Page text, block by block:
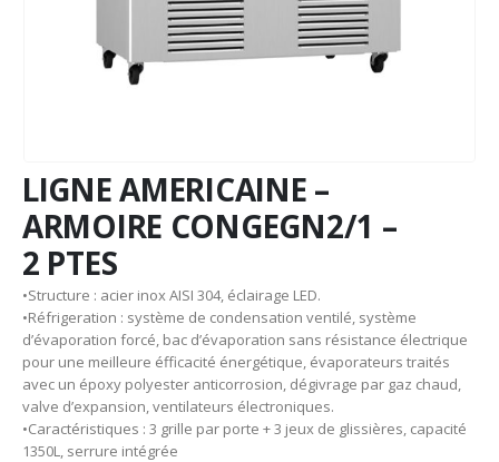
LIGNE AMERICAINE –
ARMOIRE CONGEGN2/1 –
2 PTES
•Structure : acier inox AISI 304, éclairage LED.
•Réfrigeration : système de condensation ventilé, système
d’évaporation forcé, bac d’évaporation sans résistance électrique
pour une meilleure éfficacité énergétique, évaporateurs traités
avec un époxy polyester anticorrosion, dégivrage par gaz chaud,
valve d’expansion, ventilateurs électroniques.
•Caractéristiques : 3 grille par porte + 3 jeux de glissières, capacité
1350L, serrure intégrée